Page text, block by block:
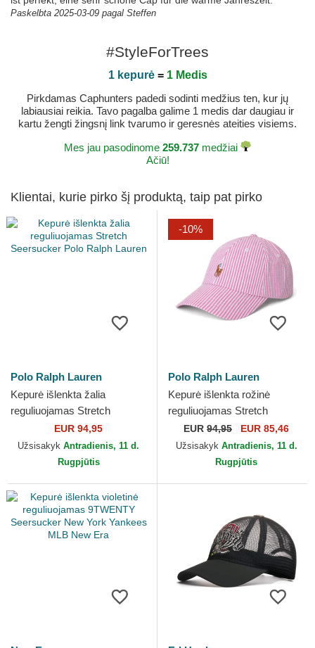
Paskelbta 2025-03-09 pagal Steffen
#StyleForTrees
1 kepurė= 1 Medis
Pirkdamas Caphunters padedi sodinti medžius ten, kur jų
labiausiai reikia. Tavo pagalba galime 1 medis dar daugiau ir
kartu žengti žingsnį link tvarumo ir geresnės ateities visiems.
Mes jau pasodinome 259.737 medžiai
Ačiū!
Klientai, kurie pirko šį produktą, taip pat pirko
Polo Ralph Lauren
Kepurė išlenkta žalia
reguliuojamas Stretch
Seersucker Polo Ralph
Lauren
EUR 94,95
Užsisakyk Antradienis, 11 d.
Rugpjūtis
-10%
Polo Ralph Lauren
Kepurė išlenkta rožinė
reguliuojamas Stretch
Seersucker Polo Ralph
Lauren
EUR 94,95 EUR 85,46
Užsisakyk Antradienis, 11 d.
Rugpjūtis